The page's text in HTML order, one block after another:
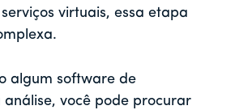
virtuais, essa etapa
algum software de
você pode procurar